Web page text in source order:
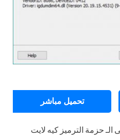
تحميل مباشر
حزمة الترميز كيه لايت